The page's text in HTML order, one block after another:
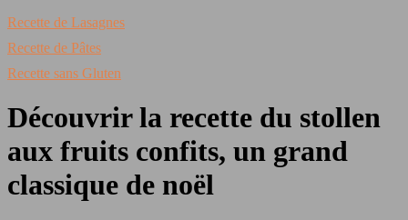
Recette de Lasagnes
Recette de Pâtes
Recette sans Gluten
Découvrir la recette du stollen
aux fruits confits, un grand
classique de noël